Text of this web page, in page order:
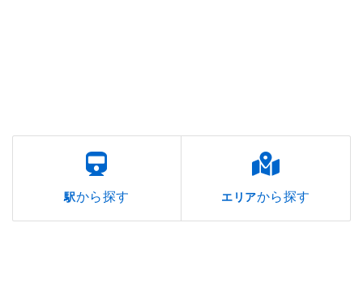
駅から探す エリアから探す